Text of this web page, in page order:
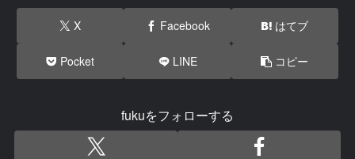
X Facebook はてブ
Pocket LINE コピー
fukuをフォローする